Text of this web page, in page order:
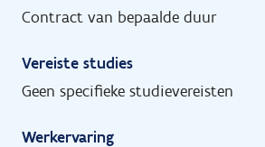
Contract van bepaalde duur
Vereiste studies
Geen specifieke studievereisten
Werkervaring